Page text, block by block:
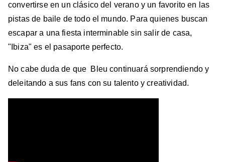
convertirse en un clásico del verano y un favorito en las
pistas de baile de todo el mundo. Para quienes buscan
escapar a una fiesta interminable sin salir de casa,
"Ibiza" es el pasaporte perfecto.
No cabe duda de que Bleu continuará sorprendiendo y
deleitando a sus fans con su talento y creatividad.